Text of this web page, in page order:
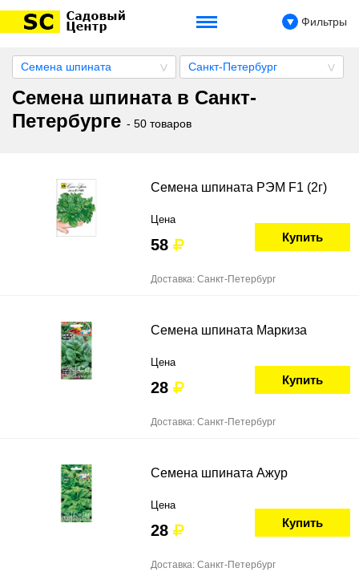
Фильтры
Семена шпината Санкт-Петербург
Семена шпината в Санкт-
Петербурге - 50 товаров
Семена шпината РЭМ F1 (2г)
Цена
58 Купить
Доставка: Санкт-Петербург
Семена шпината Маркиза
Цена
28 Купить
Доставка: Санкт-Петербург
Семена шпината Ажур
Цена
28 Купить
Доставка: Санкт-Петербург